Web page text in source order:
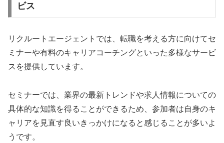
ビス
リクルートエージェントでは、転職を考える方に向けてセ
ミナーや有料のキャリアコーチングといった多様なサービ
スを提供しています。
セミナーでは、業界の最新トレンドや求人情報についての
具体的な知識を得ることができるため、参加者は自身のキ
ャリアを見直す良いきっかけになると感じることが多いよ
うです。